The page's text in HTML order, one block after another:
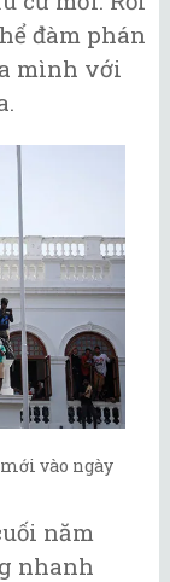
đàm phán
mình với
vào ngày
năm
nhanh